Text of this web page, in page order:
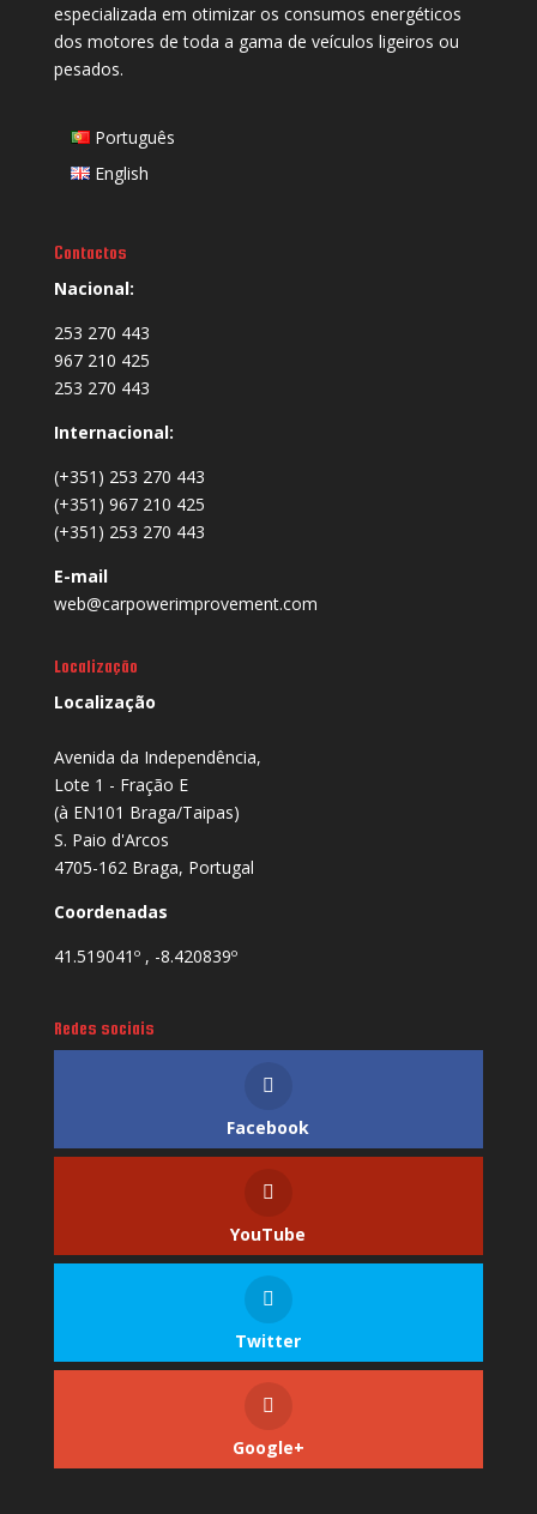
especializada em otimizar os consumos energéticos
dos motores de toda a gama de veículos ligeiros ou
pesados.
Português
English
Contactos
Nacional:
253 270 443
967 210 425
253 270 443
Internacional:
(+351) 253 270 443
(+351) 967 210 425
(+351) 253 270 443
E-mail
web@carpowerimprovement.com
Localização
Localização
Avenida da Independência,
Lote 1 - Fração E
(à EN101 Braga/Taipas)
S. Paio d'Arcos
4705-162 Braga, Portugal
Coordenadas
41.519041º , -8.420839º
Redes sociais
Facebook
YouTube
Twitter
Google+